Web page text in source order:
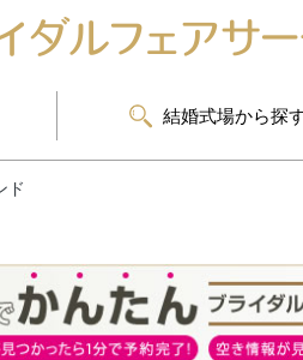
結婚式場から探
ド